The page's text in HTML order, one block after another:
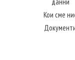
Кои сме